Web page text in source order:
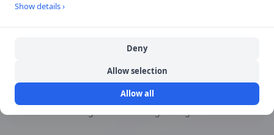
Show details ›
Deny
Allow selection
Allow all